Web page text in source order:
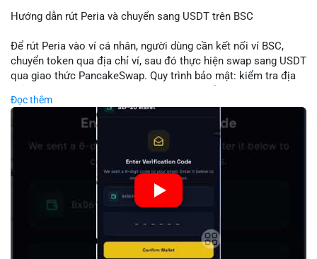
Hướng dẫn rút Peria và chuyển sang USDT trên BSC
Để rút Peria vào ví cá nhân, người dùng cần kết nối ví BSC,
chuyển token qua địa chỉ ví, sau đó thực hiện swap sang USDT
qua giao thức PancakeSwap. Quy trình bảo mật: kiểm tra địa
điểm phù hợp. Khi hoàn thành, USDT lưu trữ an toàn trong ví
BSC, có thể chuyển sang các nền tảng khác hoặc bán. Hướng
dẫn chi tiết giúp người mới tránh sai lầm và tối ưu chi phí.
🎥 Xem video trực tiếp tại:
Đọc thêm